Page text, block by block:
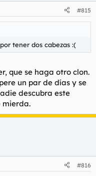
#815
tener dos cabezas :(
que se haga otro clon.
un par de días y se
descubra este
mierda.
#816